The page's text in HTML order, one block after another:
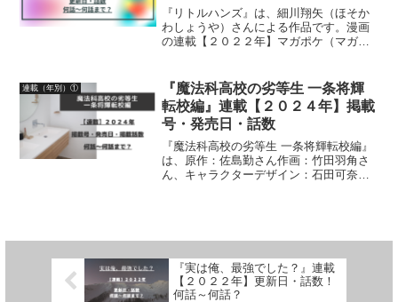
『リトルハンズ』は、細川翔矢（ほそか
わしょうや）さんによる作品です。漫画
の連載【２０２２年】マガポケ（マガジ
連載（年別）①
『魔法科高校の劣等生 一条将輝
転校編』連載【２０２４年】掲載
号・発売日・話数
『魔法科高校の劣等生 一条将輝転校編』
は、原作：佐島勤さん作画：竹田羽角さ
ん、キャラクターデザイン：石田可奈さ
『実は俺、最強でした？』連載
【２０２２年】更新日・話数！
何話～何話？